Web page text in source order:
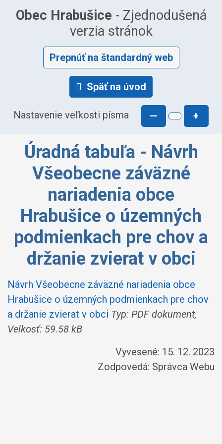
Obec Hrabušice - Zjednodušená
verzia stránok
Prepnúť na štandardný web
Späť na úvod
Nastavenie veľkosti písma — +
Úradná tabuľa - Návrh
Všeobecne záväzné
nariadenia obce
Hrabušice o územných
podmienkach pre chov a
držanie zvierat v obci
Návrh Všeobecne záväzné nariadenia obce
Hrabušice o územných podmienkach pre chov
a držanie zvierat v obci Typ: PDF dokument,
Velkosť: 59.58 kB
Vyvesené: 15. 12. 2023
Zodpovedá: Správca Webu